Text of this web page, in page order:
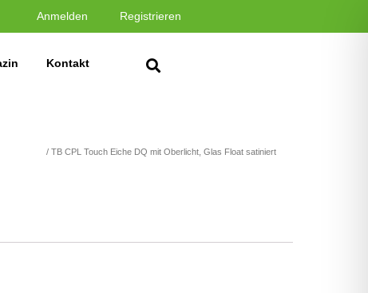
Anmelden Registrieren
Kontakt
/ TB CPL Touch Eiche DQ mit Oberlicht, Glas Float satiniert